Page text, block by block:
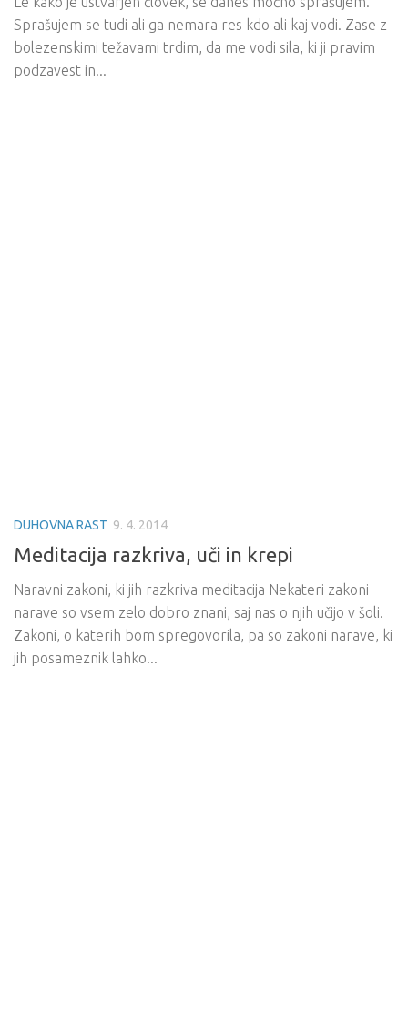
Sprašujem se tudi ali ga nemara res kdo ali kaj vodi. Zase z
bolezenskimi težavami trdim, da me vodi sila, ki ji pravim
podzavest in...
DUHOVNA RAST 9. 4. 2014
Meditacija razkriva, uči in krepi
Naravni zakoni, ki jih razkriva meditacija Nekateri zakoni
narave so vsem zelo dobro znani, saj nas o njih učijo v šoli.
Zakoni, o katerih bom spregovorila, pa so zakoni narave, ki
jih posameznik lahko...